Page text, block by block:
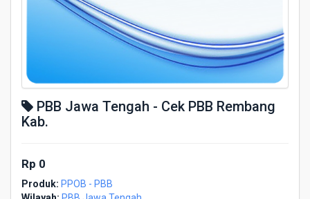
PBB Jawa Tengah - Cek PBB Rembang
Kab.
Rp 0
Produk: PPOB - PBB